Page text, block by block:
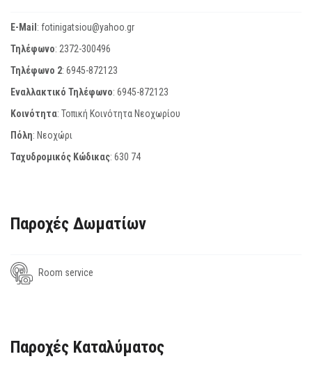
E-Mail: fotinigatsiou@yahoo.gr
Τηλέφωνο: 2372-300496
Τηλέφωνο 2: 6945-872123
Εναλλακτικό Τηλέφωνο: 6945-872123
Κοινότητα: Τοπική Κοινότητα Νεοχωρίου
Πόλη: Νεοχώρι
Ταχυδρομικός Κώδικας: 630 74
Παροχές Δωματίων
Room service
Παροχές Καταλύματος